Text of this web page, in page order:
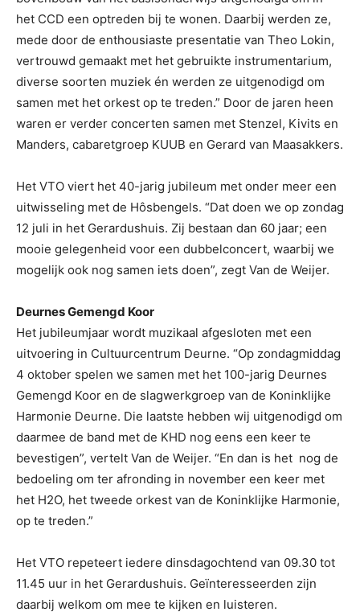
het CCD een optreden bij te wonen. Daarbij werden ze,
mede door de enthousiaste presentatie van Theo Lokin,
vertrouwd gemaakt met het gebruikte instrumentarium,
diverse soorten muziek én werden ze uitgenodigd om
samen met het orkest op te treden.” Door de jaren heen
waren er verder concerten samen met Stenzel, Kivits en
Manders, cabaretgroep KUUB en Gerard van Maasakkers.
Het VTO viert het 40-jarig jubileum met onder meer een
uitwisseling met de Hôsbengels. “Dat doen we op zondag
12 juli in het Gerardushuis. Zij bestaan dan 60 jaar; een
mooie gelegenheid voor een dubbelconcert, waarbij we
mogelijk ook nog samen iets doen”, zegt Van de Weijer.
Deurnes Gemengd Koor
Het jubileumjaar wordt muzikaal afgesloten met een
uitvoering in Cultuurcentrum Deurne. “Op zondagmiddag
4 oktober spelen we samen met het 100-jarig Deurnes
Gemengd Koor en de slagwerkgroep van de Koninklijke
Harmonie Deurne. Die laatste hebben wij uitgenodigd om
daarmee de band met de KHD nog eens een keer te
bevestigen”, vertelt Van de Weijer. “En dan is het nog de
bedoeling om ter afronding in november een keer met
het H2O, het tweede orkest van de Koninklijke Harmonie,
op te treden.”
Het VTO repeteert iedere dinsdagochtend van 09.30 tot
11.45 uur in het Gerardushuis. Geïnteresseerden zijn
daarbij welkom om mee te kijken en luisteren.